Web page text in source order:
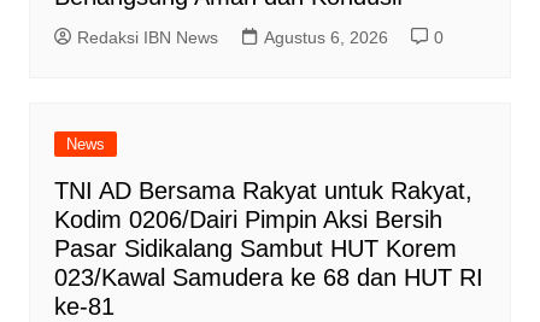
Redaksi IBN News Agustus 6, 2026 0
News
TNI AD Bersama Rakyat untuk Rakyat,
Kodim 0206/Dairi Pimpin Aksi Bersih
Pasar Sidikalang Sambut HUT Korem
023/Kawal Samudera ke 68 dan HUT RI
ke-81